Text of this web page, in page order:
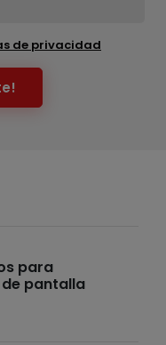
de privacidad
para
pantalla